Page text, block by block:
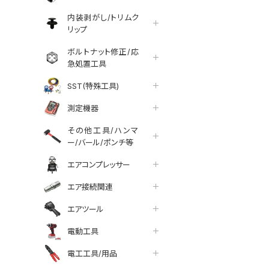
内装剥がし/トリムク
リップ
ボルトナット修正/応
急処置工具
SST(特殊工具)
測定機器
その他工具/ハンマ
ー/バール/ポンチ等
エアコンプレッサー
エア接続関連
エアツール
電動工具
電工工具/用品